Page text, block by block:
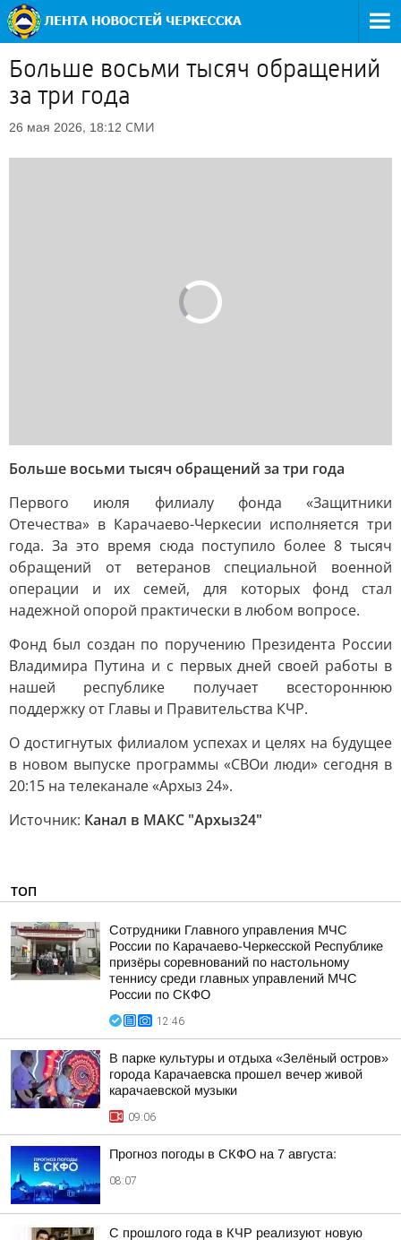
Больше восьми тысяч обращений
за три года
26 мая 2026, 18:12 СМИ
Больше восьми тысяч обращений за три года
Первого июля филиалу фонда «Защитники
Отечества» в Карачаево-Черкесии исполняется три
года. За это время сюда поступило более 8 тысяч
обращений от ветеранов специальной военной
операции и их семей, для которых фонд стал
надежной опорой практически в любом вопросе.
Фонд был создан по поручению Президента России
Владимира Путина и с первых дней своей работы в
нашей республике получает всестороннюю
поддержку от Главы и Правительства КЧР.
О достигнутых филиалом успехах и целях на будущее
в новом выпуске программы «СВОи люди» сегодня в
20:15 на телеканале «Архыз 24».
Источник: Канал в МАКС "Архыз24"
ТОП
Сотрудники Главного управления МЧС
России по Карачаево-Черкесской Республике
призёры соревнований по настольному
теннису среди главных управлений МЧС
России по СКФО
12:46
В парке культуры и отдыха «Зелёный остров»
города Карачаевска прошел вечер живой
карачаевской музыки
09:06
Прогноз погоды в СКФО на 7 августа:
08:07
С прошлого года в КЧР реализуют новую